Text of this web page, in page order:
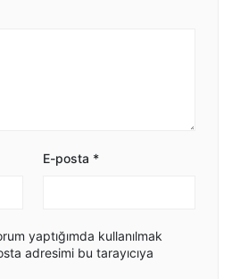
E-posta *
yaptığımda kullanılmak
adresimi bu tarayıcıya